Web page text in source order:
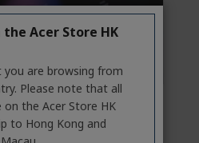
Acer Store HK
are browsing from
Please note that all
on the Acer Store HK
to Hong Kong and